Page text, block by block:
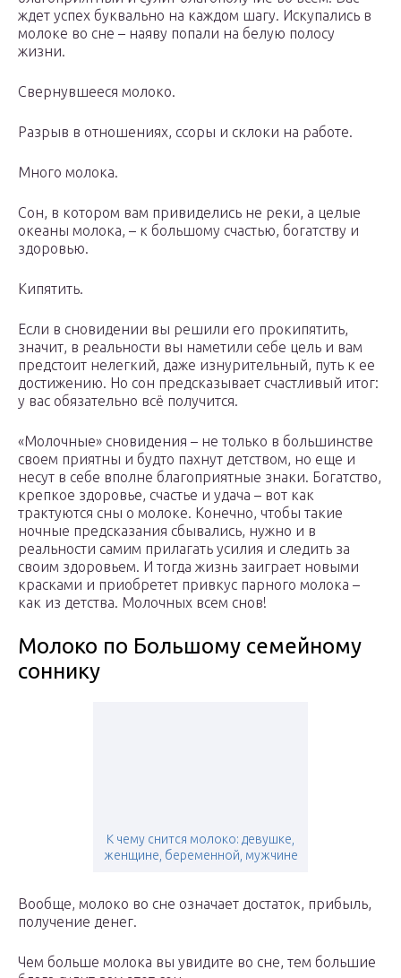
ждет успех буквально на каждом шагу. Искупались в
молоке во сне – наяву попали на белую полосу
жизни.
Свернувшееся молоко.
Разрыв в отношениях, ссоры и склоки на работе.
Много молока.
Сон, в котором вам привиделись не реки, а целые
океаны молока, – к большому счастью, богатству и
здоровью.
Кипятить.
Если в сновидении вы решили его прокипятить,
значит, в реальности вы наметили себе цель и вам
предстоит нелегкий, даже изнурительный, путь к ее
достижению. Но сон предсказывает счастливый итог:
у вас обязательно всё получится.
«Молочные» сновидения – не только в большинстве
своем приятны и будто пахнут детством, но еще и
несут в себе вполне благоприятные знаки. Богатство,
крепкое здоровье, счастье и удача – вот как
трактуются сны о молоке. Конечно, чтобы такие
ночные предсказания сбывались, нужно и в
реальности самим прилагать усилия и следить за
своим здоровьем. И тогда жизнь заиграет новыми
красками и приобретет привкус парного молока –
как из детства. Молочных всем снов!
Молоко по Большому семейному
соннику
К чему снится молоко: девушке,
женщине, беременной, мужчине
Вообще, молоко во сне означает достаток, прибыль,
получение денег.
Чем больше молока вы увидите во сне, тем большие